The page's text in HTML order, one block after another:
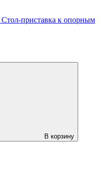
Стол-приставка к опорным
В корзину